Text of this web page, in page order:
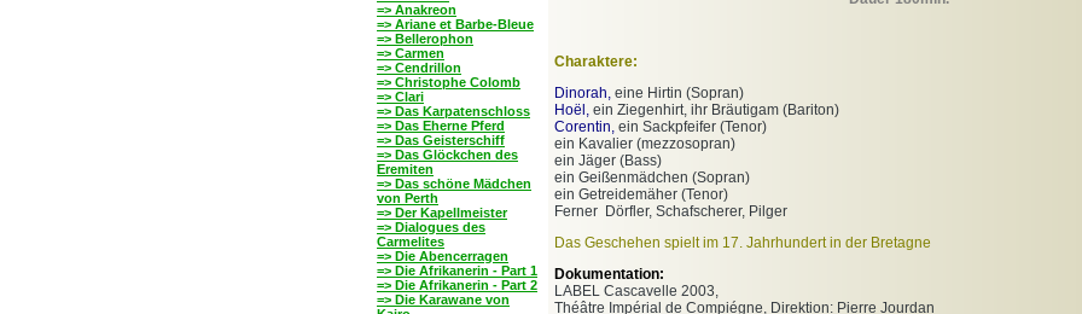
=> Anakreon
=> Ariane et Barbe-Bleue
=> Bellerophon
=> Carmen
=> Cendrillon
=> Christophe Colomb
=> Clari
=> Das Karpatenschloss
=> Das Eherne Pferd
=> Das Geisterschiff
=> Das Glöckchen des
Eremiten
=> Das schöne Mädchen
von Perth
=> Der Kapellmeister
=> Dialogues des
Carmelites
=> Die Abencerragen
=> Die Afrikanerin - Part 1
=> Die Afrikanerin - Part 2
=> Die Karawane von
Charaktere:
Dinorah, eine Hirtin (Sopran)
Hoël, ein Ziegenhirt, ihr Bräutigam (Bariton)
Corentin, ein Sackpfeifer (Tenor)
ein Kavalier (mezzosopran)
ein Jäger (Bass)
ein Geißenmädchen (Sopran)
ein Getreidemäher (Tenor)
Ferner Dörfler, Schafscherer, Pilger
Das Geschehen spielt im 17. Jahrhundert in der Bretagne
Dokumentation:
LABEL Cascavelle 2003,
Théâtre Impérial de Compiégne, Direktion: Pierre Jourdan